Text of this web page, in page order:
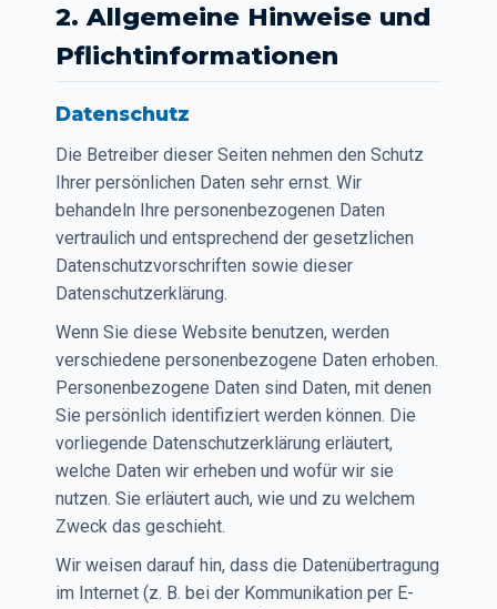
2. Allgemeine Hinweise und
Pflichtinformationen
Datenschutz
Die Betreiber dieser Seiten nehmen den Schutz
Ihrer persönlichen Daten sehr ernst. Wir
behandeln Ihre personenbezogenen Daten
vertraulich und entsprechend der gesetzlichen
Datenschutzvorschriften sowie dieser
Datenschutzerklärung.
Wenn Sie diese Website benutzen, werden
verschiedene personenbezogene Daten erhoben.
Personenbezogene Daten sind Daten, mit denen
Sie persönlich identifiziert werden können. Die
vorliegende Datenschutzerklärung erläutert,
welche Daten wir erheben und wofür wir sie
nutzen. Sie erläutert auch, wie und zu welchem
Zweck das geschieht.
Wir weisen darauf hin, dass die Datenübertragung
im Internet (z. B. bei der Kommunikation per E-